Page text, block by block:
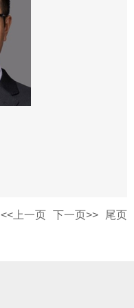
<<上一页 下一页>> 尾页